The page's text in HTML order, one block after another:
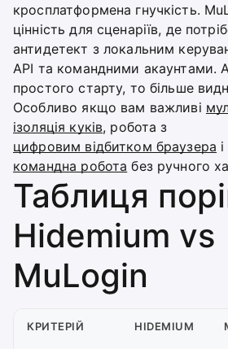
кросплатформена гнучкість.
цінність для сценаріїв, де
антидетект з локальним
API та командними акаунтами.
простого старту, то більше
Особливо якщо вам важливі
ізоляція куків, робота з
цифровим відбитком браузера
командна робота без ручного
Таблиця
Hidemium vs
MuLogin
КРИТЕРІЙ HIDEMIUM